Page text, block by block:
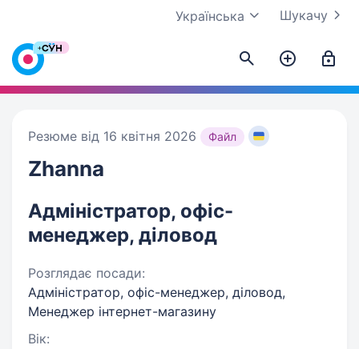
Шукачу
Українська
Резюме від 16 квітня 2026 Файл
Zhanna
Адміністратор, офіс-
менеджер, діловод
Розглядає посади:
Адміністратор, офіс-менеджер, діловод,
Менеджер інтернет-магазину
Вік: